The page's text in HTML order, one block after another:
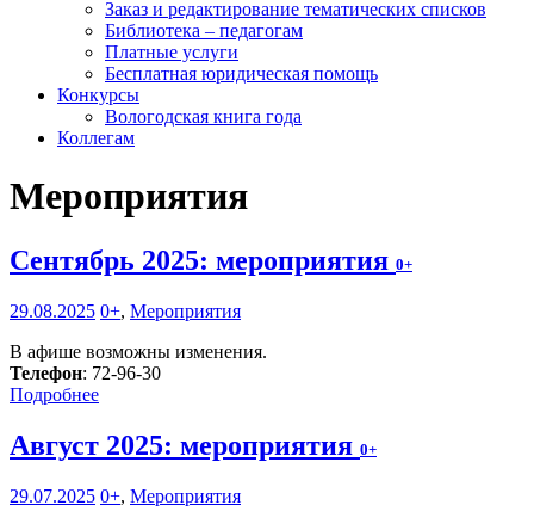
Заказ и редактирование тематических списков
Библиотека – педагогам
Платные услуги
Бесплатная юридическая помощь
Конкурсы
Вологодская книга года
Коллегам
Мероприятия
Сентябрь 2025: мероприятия 0+
29.08.2025 0+, Мероприятия
В афише возможны изменения.
Телефон: 72-96-30
Подробнее
Август 2025: мероприятия 0+
29.07.2025 0+, Мероприятия